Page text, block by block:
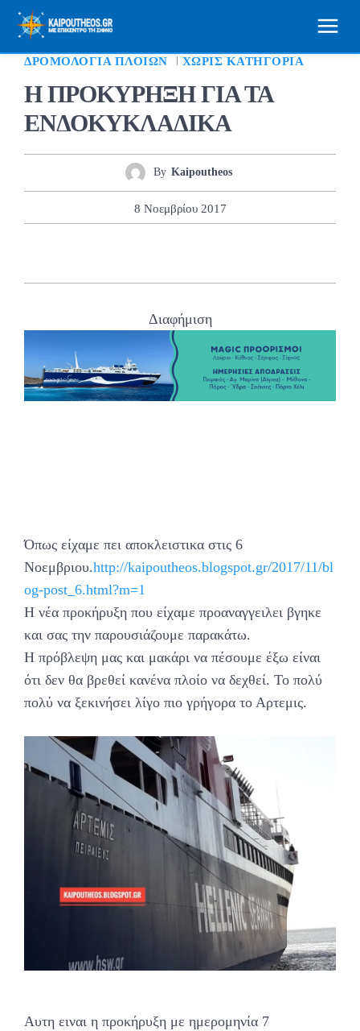
ΔΡΟΜΟΛΌΓΙΑ ΠΛΟΊΩΝ ΧΩΡΊΣ ΚΑΤΗΓΟΡΊΑ
Η ΠΡΟΚΥΡΗΞΗ ΓΙΑ ΤΑ
ΕΝΔΟΚΥΚΛΑΔΙΚΑ
By Kaipoutheos
8 Νοεμβρίου 2017
Διαφήμιση
Όπως είχαμε πει αποκλειστικα στις 6
Νοεμβριου.http://kaipoutheos.blogspot.gr/2017/11/bl
og-post_6.html?m=1
Η νέα προκήρυξη που είχαμε προαναγγειλει βγηκε
και σας την παρουσιάζουμε παρακάτω.
Η πρόβλεψη μας και μακάρι να πέσουμε έξω είναι
ότι δεν θα βρεθεί κανένα πλοίο να δεχθεί. Το πολύ
πολύ να ξεκινήσει λίγο πιο γρήγορα το Αρτεμις.
Αυτη ειναι η προκήρυξη με ημερομηνία 7